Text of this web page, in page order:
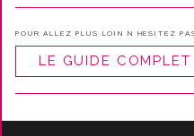
POUR ALLEZ PLUS LOIN N HESITEZ
LE GUIDE COMPLET